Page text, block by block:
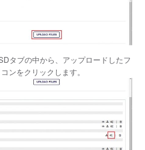
タブの中から、アップロードしたフ
ンをクリックします。